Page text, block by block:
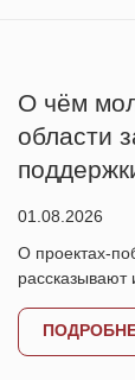
О чём
области
01.08.2026
О проектах-
рассказывают